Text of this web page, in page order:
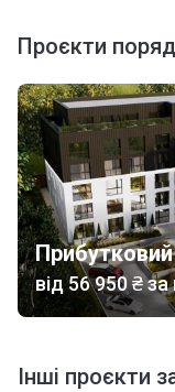
Проєкти
від‍56 950 ₴за
Інші проєкти